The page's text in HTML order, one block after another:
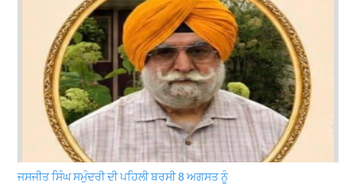
ਜਸਜੀਤ ਸਿੰਘ ਸਮੁੰਦਰੀ ਦੀ ਪਹਿਲੀ ਬਰਸੀ 8 ਅਗਸਤ ਨੂੰ